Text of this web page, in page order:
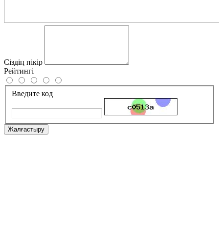
Сіздің пікір
Рейтингі
Введите код
Жалғастыру